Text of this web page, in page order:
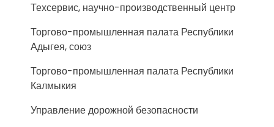
Техсервис, научно-производственный центр
Торгово-промышленная палата Республики
Адыгея, союз
Торгово-промышленная палата Республики
Калмыкия
Управление дорожной безопасности